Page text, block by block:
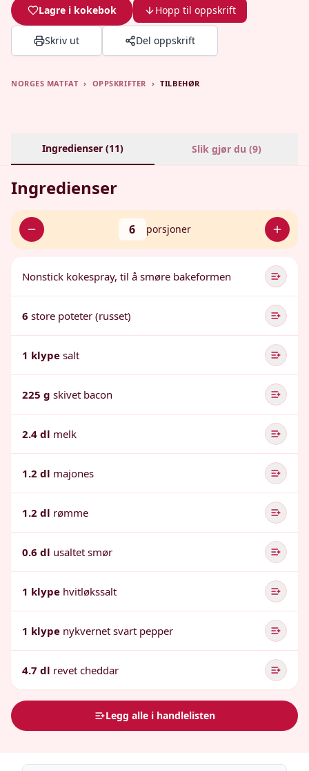
Lagre i kokebok Hopp til oppskrift
Skriv ut Del oppskrift
NORGES MATFAT › OPPSKRIFTER › TILBEHØR
Ingredienser (11) Slik gjør du (9)
Ingredienser
6 porsjoner
Nonstick kokespray, til å smøre bakeformen
6 store poteter (russet)
1 klype salt
225 g skivet bacon
2.4 dl melk
1.2 dl majones
1.2 dl rømme
0.6 dl usaltet smør
1 klype hvitløkssalt
1 klype nykvernet svart pepper
4.7 dl revet cheddar
Legg alle i handlelisten